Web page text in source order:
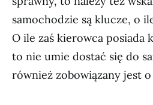
samochodzie są klucze, o
O ile zaś kierowca posiada
to nie umie dostać się do
również zobowiązany jest